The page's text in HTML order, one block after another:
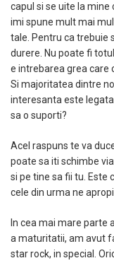
capul si se uite la mine
imi spune mult mai
tale. Pentru ca trebuie
durere. Nu poate fi
e intrebarea grea care
Si majoritatea dintre
interesanta este
sa o suporti?
Acel raspuns te va
poate sa iti schimbe
si pe tine sa fii tu. Este
cele din urma ne
In cea mai mare parte
a maturitatii, am avut
star rock, in special.